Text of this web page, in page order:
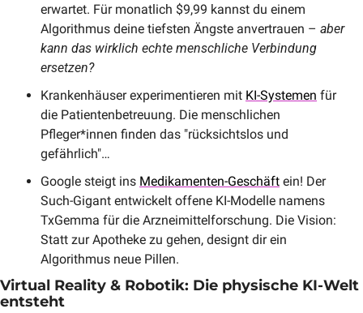
erwartet. Für monatlich $9,99 kannst du einem
Algorithmus deine tiefsten Ängste anvertrauen – aber
kann das wirklich echte menschliche Verbindung
ersetzen?
Krankenhäuser experimentieren mit KI-Systemen für
die Patientenbetreuung. Die menschlichen
Pfleger*innen finden das "rücksichtslos und
gefährlich"…
Google steigt ins Medikamenten-Geschäft ein! Der
Such-Gigant entwickelt offene KI-Modelle namens
TxGemma für die Arzneimittelforschung. Die Vision:
Statt zur Apotheke zu gehen, designt dir ein
Algorithmus neue Pillen.
Virtual Reality & Robotik: Die physische KI-Welt
entsteht